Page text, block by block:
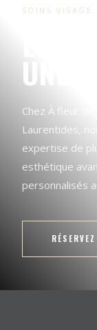
SOINS VISAGE
UNE
Chez À fleur
Laurentides,
expertise de
esthétique
personnalisés